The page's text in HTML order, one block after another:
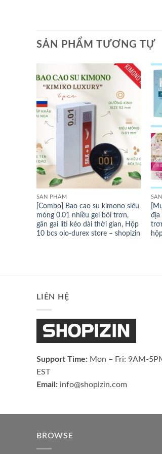
SẢN PHẨM TƯƠNG TỰ
SẢN PHẨM
[Combo] Bao cao su kimono siêu
mỏng 0.01 nhiều gel bôi trơn,
gân gai liti kéo dài thời gian, Hộp
10 bcs olo-durex store – shopizin
địa
LIÊN HỆ
Support Time: Mon – Fri: 9AM-
EST
Email: info@shopizin.com
BROWSE